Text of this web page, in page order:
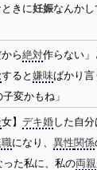
ときに妊娠なんか
ら絶対作らない
すると 嫌味ばかり言
変かもね」
女】 デキ婚した自分
になり、 異性関係
った私に、私の両親